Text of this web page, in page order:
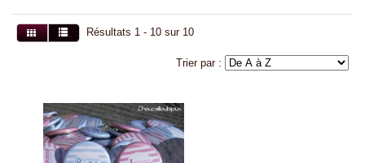
Résultats 1 - 10 sur 10
Trier par :